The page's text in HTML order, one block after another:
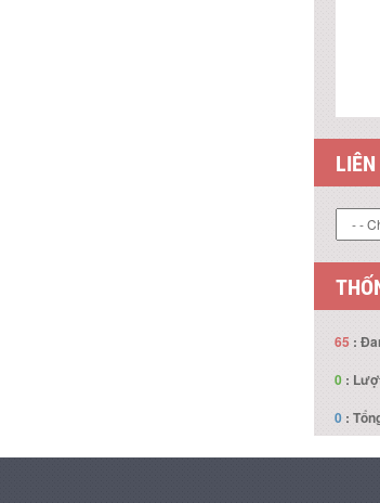
65 :
0 :
0 :